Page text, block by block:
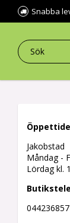
Snabba
Jakobstad
Måndag -
Lördag kl.